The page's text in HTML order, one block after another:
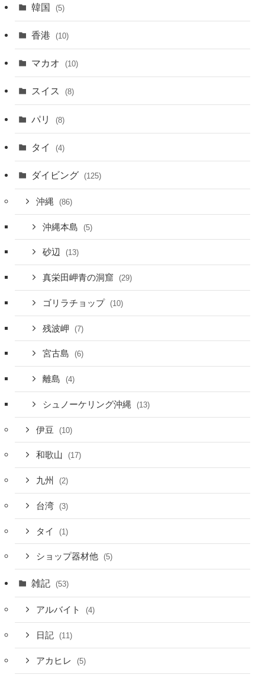
韓国 (5)
香港 (10)
マカオ (10)
スイス (8)
パリ (8)
タイ (4)
ダイビング (125)
沖縄 (86)
沖縄本島 (5)
砂辺 (13)
真栄田岬青の洞窟 (29)
ゴリラチョップ (10)
残波岬 (7)
宮古島 (6)
離島 (4)
シュノーケリング沖縄 (13)
伊豆 (10)
和歌山 (17)
九州 (2)
台湾 (3)
タイ (1)
ショップ器材他 (5)
雑記 (53)
アルバイト (4)
日記 (11)
アカヒレ (5)